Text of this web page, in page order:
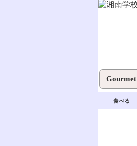
Gourmet
食べる